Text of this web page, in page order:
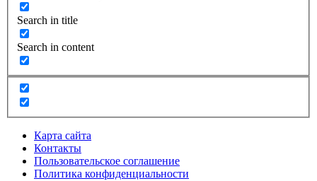
Search in title
Search in content
Карта сайта
Контакты
Пользовательское соглашение
Политика конфиденциальности